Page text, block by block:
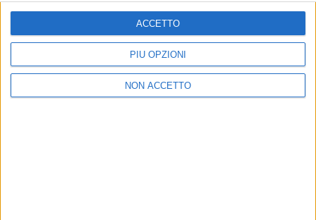
PIÙ OPZIONI
NON ACCETTO
ACCETTO
Dichiaro di aver letto e compreso l'informativa sulla privacy e
di dare il mio consenso alla ricezione di promozioni commerciali
Vedi POLITICA SULLA PRIVACY.